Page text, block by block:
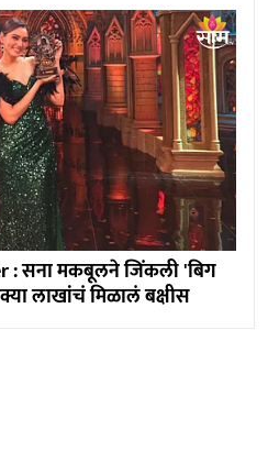
: सना मकबूलने जिंकली 'बिग
लाखांचं मिळालं बक्षीस